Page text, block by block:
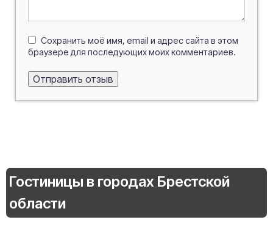
Сохранить моё имя, email и адрес сайта в этом
браузере для последующих моих комментариев.
Гостиницы в городах Брестской
области